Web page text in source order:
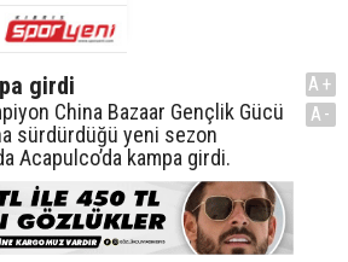
girdi
China Bazaar Gençlik Gücü
sürdürdüğü yeni sezon
Acapulco’da kampa girdi.
A+
A-